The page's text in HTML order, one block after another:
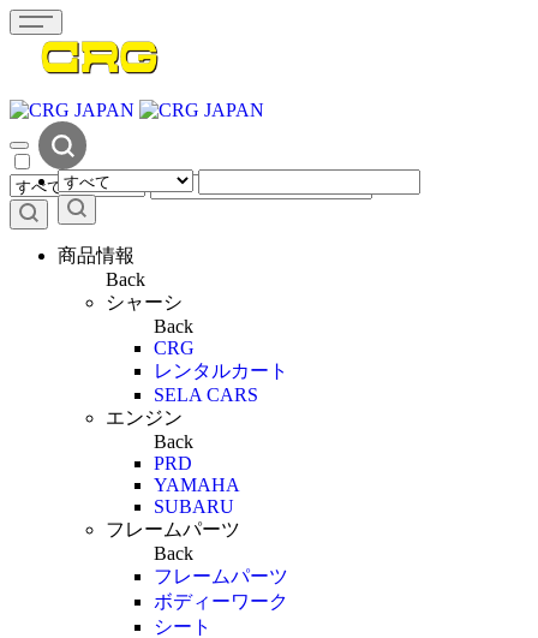
商品情報
Back
シャーシ
Back
CRG
レンタルカート
SELA CARS
エンジン
Back
PRD
YAMAHA
SUBARU
フレームパーツ
Back
フレームパーツ
ボディーワーク
シート